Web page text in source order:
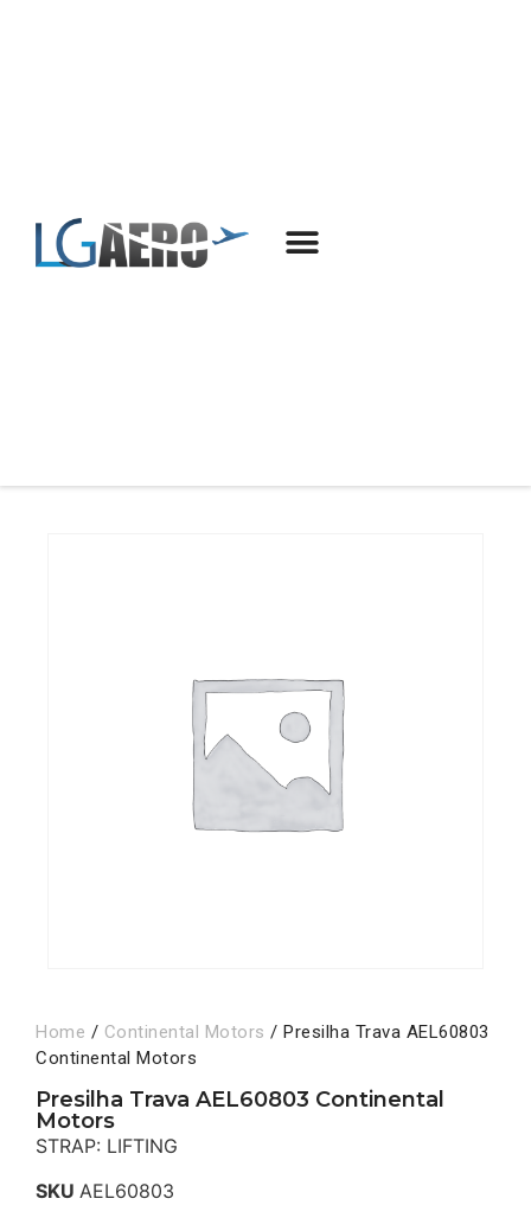
Home / Continental Motors / Presilha Trava AEL60803
Continental Motors
Presilha Trava AEL60803 Continental
Motors
STRAP: LIFTING
SKU AEL60803